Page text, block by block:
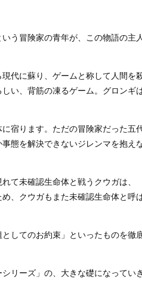
う冒険家の青年が、この物語の主人
代に蘇り、ゲームと称して人間を
い、背筋の凍るゲーム。グロンギ
宿ります。ただの冒険家だった五
態を解決できないジレンマを抱え
て未確認生命体と戦うクウガは、
、クウガもまた未確認生命体と呼
してのお約束」といったものを徹
リーズ」の、大きな礎になっていき